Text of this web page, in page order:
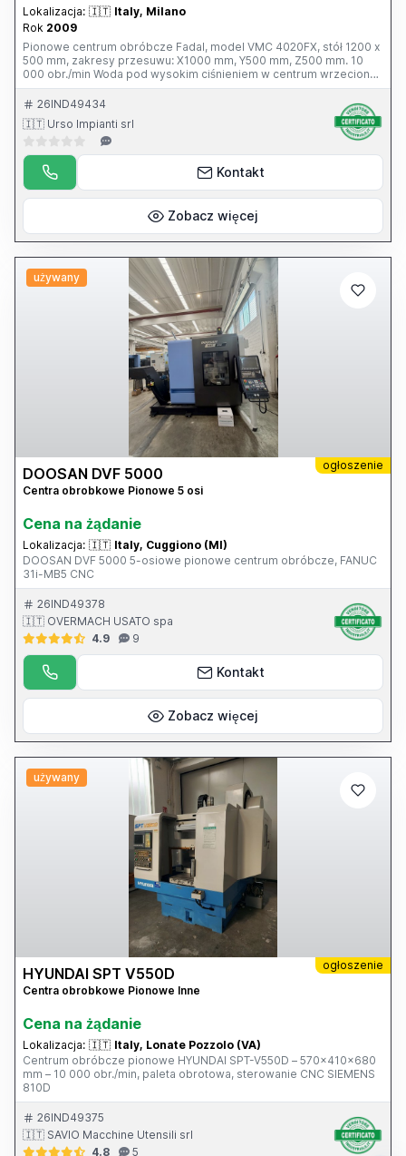
Lokalizacja: 🇮🇹 Italy, Milano
Rok 2009
Pionowe centrum obróbcze Fadal, model VMC 4020FX, stół 1200 x
500 mm, zakresy przesuwu: X1000 mm, Y500 mm, Z500 mm. 10
000 obr./min Woda pod wysokim ciśnieniem w centrum wrzeciona,
mocowanie wrzeciona CAT 40. 24-pozycyjny zmieniacz narzędzi.
Sterowanie CNC Fanuc Oi-MC
26IND49434
🇮🇹 Urso Impianti srl
Kontakt
Zobacz więcej
używany
ogłoszenie
DOOSAN DVF 5000
Centra obrobkowe Pionowe 5 osi
Cena na żądanie
Lokalizacja: 🇮🇹 Italy, Cuggiono (MI)
DOOSAN DVF 5000 5-osiowe pionowe centrum obróbcze, FANUC
31i-MB5 CNC
26IND49378
🇮🇹 OVERMACH USATO spa
4.9
9
Kontakt
Zobacz więcej
używany
ogłoszenie
HYUNDAI SPT V550D
Centra obrobkowe Pionowe Inne
Cena na żądanie
Lokalizacja: 🇮🇹 Italy, Lonate Pozzolo (VA)
Centrum obróbcze pionowe HYUNDAI SPT-V550D – 570x410x680
mm – 10 000 obr./min, paleta obrotowa, sterowanie CNC SIEMENS
810D
26IND49375
🇮🇹 SAVIO Macchine Utensili srl
4.8
5